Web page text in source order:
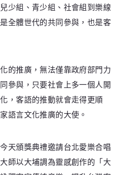
少組、青少組、社會組到樂線
全體世代的共同參與，也是客
的推廣，無法僅靠政府部門力
參與，只要社會上多一個人開
，客語的推動就會走得更順
語言文化推廣的大使。
天頒獎典禮邀請台北愛樂合唱
師以大埔調為靈感創作的「大